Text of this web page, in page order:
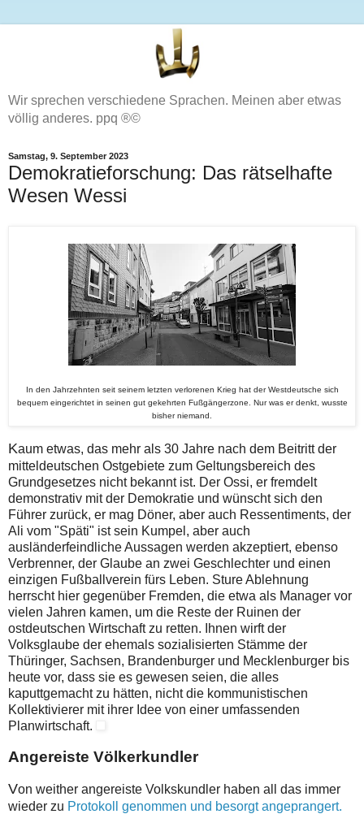
Wir sprechen verschiedene Sprachen. Meinen aber etwas
völlig anderes. ppq ®©
Samstag, 9. September 2023
Demokratieforschung: Das rätselhafte
Wesen Wessi
In den Jahrzehnten seit seinem letzten verlorenen Krieg hat der Westdeutsche sich
bequem eingerichtet in seinen gut gekehrten Fußgängerzone. Nur was er denkt, wusste
bisher niemand.
Kaum etwas, das mehr als 30 Jahre nach dem Beitritt der
mitteldeutschen Ostgebiete zum Geltungsbereich des
Grundgesetzes nicht bekannt ist. Der Ossi, er fremdelt
demonstrativ mit der Demokratie und wünscht sich den
Führer zurück, er mag Döner, aber auch Ressentiments, der
Ali vom "Späti" ist sein Kumpel, aber auch
ausländerfeindliche Aussagen werden akzeptiert, ebenso
Verbrenner, der Glaube an zwei Geschlechter und einen
einzigen Fußballverein fürs Leben. Sture Ablehnung
herrscht hier gegenüber Fremden, die etwa als Manager vor
vielen Jahren kamen, um die Reste der Ruinen der
ostdeutschen Wirtschaft zu retten. Ihnen wirft der
Volksglaube der ehemals sozialisierten Stämme der
Thüringer, Sachsen, Brandenburger und Mecklenburger bis
heute vor, dass sie es gewesen seien, die alles
kaputtgemacht zu hätten, nicht die kommunistischen
Kollektivierer mit ihrer Idee von einer umfassenden
Planwirtschaft.
Angereiste Völkerkundler
Von weither angereiste Volkskundler haben all das immer
wieder zu Protokoll genommen und besorgt angeprangert.